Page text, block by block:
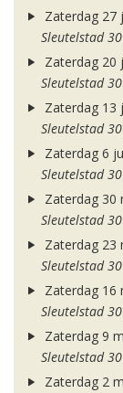
Zaterdag 27
Sleutelstad 30
Zaterdag 20
Sleutelstad 30
Zaterdag 13
Sleutelstad 30
Zaterdag 6
Sleutelstad 30
Zaterdag 30
Sleutelstad 30
Zaterdag 23
Sleutelstad 30
Zaterdag 16
Sleutelstad 30
Zaterdag 9
Sleutelstad 30
Zaterdag 2